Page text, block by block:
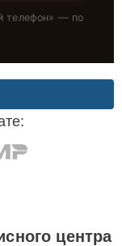
телефон» — по
центра